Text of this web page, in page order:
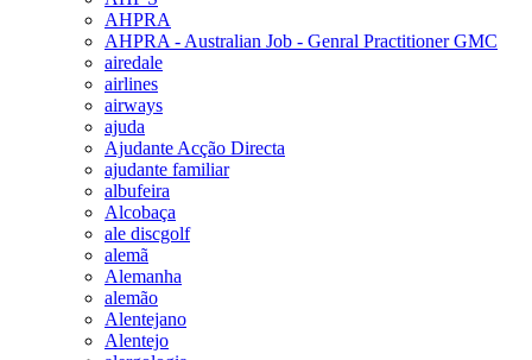
AHPRA
AHPRA - Australian Job - Genral Practitioner GMC
airedale
airlines
airways
ajuda
Ajudante Acção Directa
ajudante familiar
albufeira
Alcobaça
ale discgolf
alemã
Alemanha
alemão
Alentejano
Alentejo